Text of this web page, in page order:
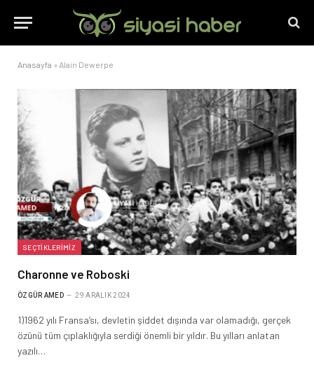
Anasayfa » Alain Dewerpe
SEÇTIKLERIMIZ
Charonne ve Roboski
ÖZGÜR AMED 29 ARALIK 2024
1)1962 yılı Fransa’sı, devletin şiddet dışında var olamadığı, gerçek
özünü tüm çıplaklığıyla serdiği önemli bir yıldır. Bu yılları anlatan
yazılı…